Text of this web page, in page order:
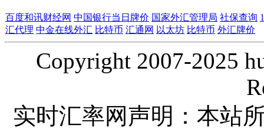
百度和讯财经网 中国银行当日牌价 国家外汇管理局 社保查询
汇代理 中金在线外汇 比特币 汇通网 以太坊 比特币 外汇牌价
Copyright 2007-2025
实时汇率网声明：本站